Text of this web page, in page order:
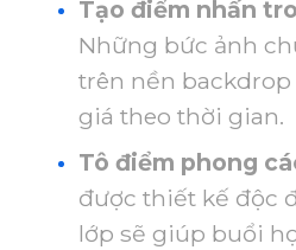
Tạo điểm nhấn
Những bức ảnh
trên nền backdrop
giá theo thời gian.
Tô điểm phong
được thiết kế độc
lớp sẽ giúp buổi